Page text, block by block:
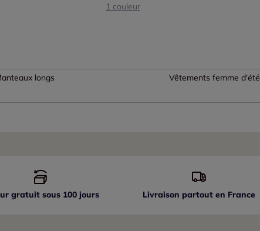
1 couleur
longs Vêtements femme d'été
gratuit sous 100 jours Livraison partouten France